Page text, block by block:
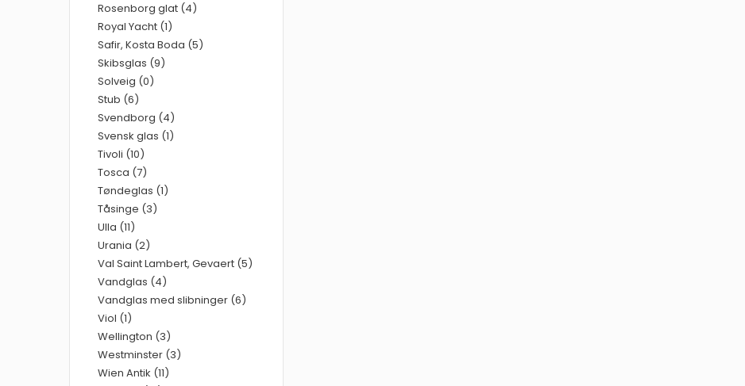
Rosenborg glat (4)
Royal Yacht (1)
Safir, Kosta Boda (5)
Skibsglas (9)
Solveig (0)
Stub (6)
Svendborg (4)
Svensk glas (1)
Tivoli (10)
Tosca (7)
Tøndeglas (1)
Tåsinge (3)
Ulla (11)
Urania (2)
Val Saint Lambert, Gevaert (5)
Vandglas (4)
Vandglas med slibninger (6)
Viol (1)
Wellington (3)
Westminster (3)
Wien Antik (11)